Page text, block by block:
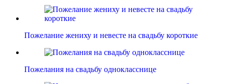
Пожелание жениху и невесте на свадьбу короткие
Пожелания на свадьбу однокласснице